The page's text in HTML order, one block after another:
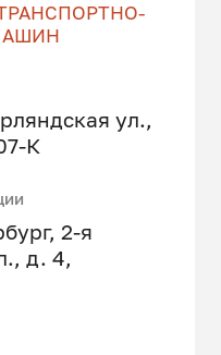
ул.,
К
2-я
д. 4,